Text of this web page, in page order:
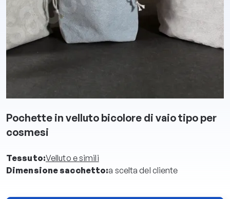
Pochette in velluto bicolore di vaio tipo per
cosmesi
Tessuto:Velluto e simili
Dimensione sacchetto:a scelta del cliente